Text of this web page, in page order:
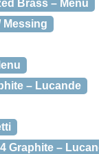
Brass – Menu
Messing
– Lucande
Graphite –